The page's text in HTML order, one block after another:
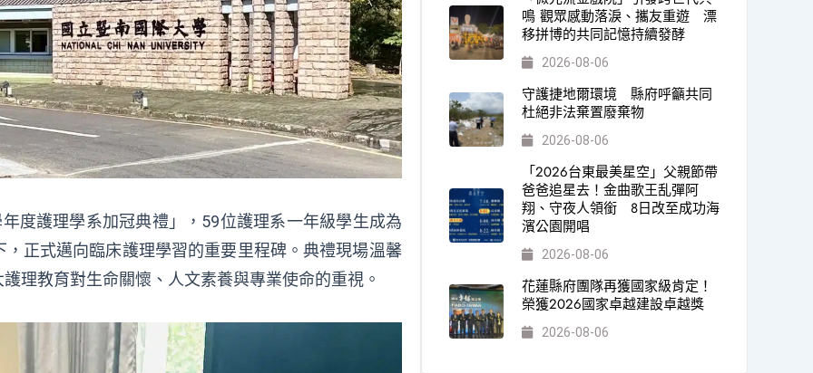
度護理學系加冠典禮」， 59位護理系一年級學生成為
正式邁向臨床護理學習的重要里程碑。典禮現場溫馨
理教育對生命關懷、人文素養與專業使命的重視。
鳴 觀眾感動落淚、攜友重遊 漂
移拼博的共同記憶持續發酵
2026-08-06
守護捷地爾環境 縣府呼籲共同
杜絕非法棄置廢棄物
2026-08-06
「2026台東最美星空」父親節帶
爸爸追星去！金曲歌王乱彈阿
翔、守夜人領銜 8日改至成功海
濱公園開唱
2026-08-06
花蓮縣府團隊再獲國家級肯定！
榮獲2026國家卓越建設卓越獎
2026-08-06